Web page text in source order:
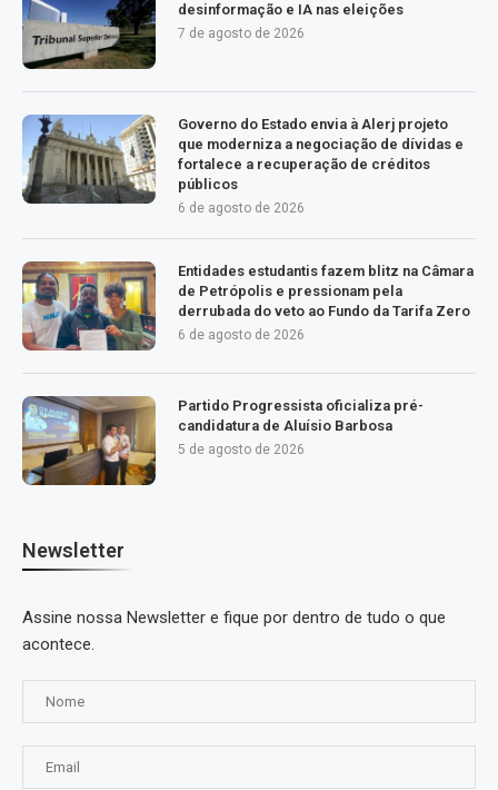
desinformação e IA nas eleições
7 de agosto de 2026
Governo do Estado envia à Alerj projeto
que moderniza a negociação de dívidas e
fortalece a recuperação de créditos
públicos
6 de agosto de 2026
Entidades estudantis fazem blitz na Câmara
de Petrópolis e pressionam pela
derrubada do veto ao Fundo da Tarifa Zero
6 de agosto de 2026
Partido Progressista oficializa pré-
candidatura de Aluísio Barbosa
5 de agosto de 2026
Newsletter
Assine nossa Newsletter e fique por dentro de tudo o que
acontece.